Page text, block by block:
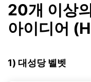
20개 이상
아이디어
1) 대성당 벨벳